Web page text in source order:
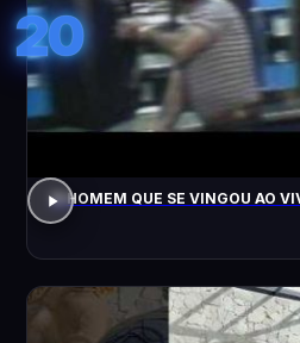
20
O HOMEM QUE SE VINGOU AO